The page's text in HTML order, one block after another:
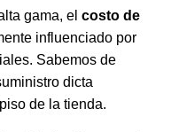
gama, el costo de
influenciado por
Sabemos de
dicta
de la tienda.